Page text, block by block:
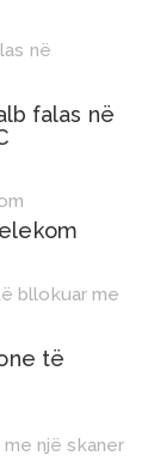
falas në
të